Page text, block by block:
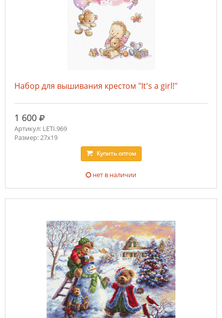
Набор для вышивания крестом "It's a girl!"
1 600 руб.
Артикул: LETI.969
Размер: 27x19
Купитьоптом
нет в наличии